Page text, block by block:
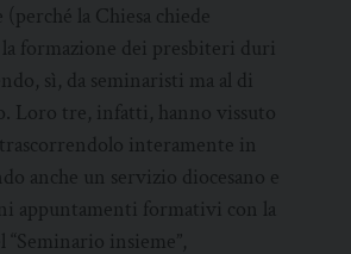
la Chiesa chiede
formazione dei presbiteri duri
sì, da seminaristi ma al di
Loro tre, infatti, hanno vissuto
interamente in
anche un servizio diocesano e
appuntamenti formativi con la
insieme”,